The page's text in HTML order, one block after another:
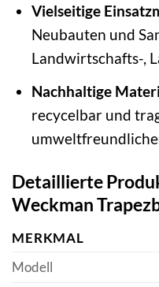
Vielseitige
Neubauten und
Landwirtschafts-,
Nachhaltige
recycelbar und
Detaillierte
Weckman
MERKMAL
Modell